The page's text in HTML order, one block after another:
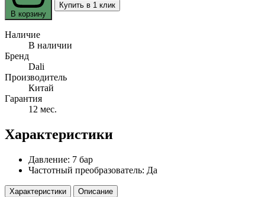
В корзину
Купить в 1 клик
Наличие
В наличии
Бренд
Dali
Производитель
Китай
Гарантия
12 мес.
Характеристики
Давление: 7 бар
Частотный преобразователь: Да
Характеристики Описание